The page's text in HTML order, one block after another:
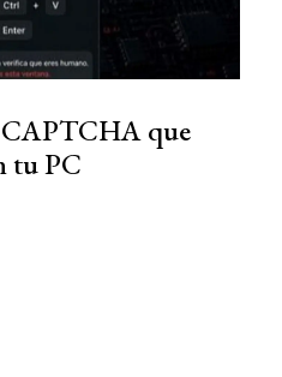
CAPTCHA que
tu PC